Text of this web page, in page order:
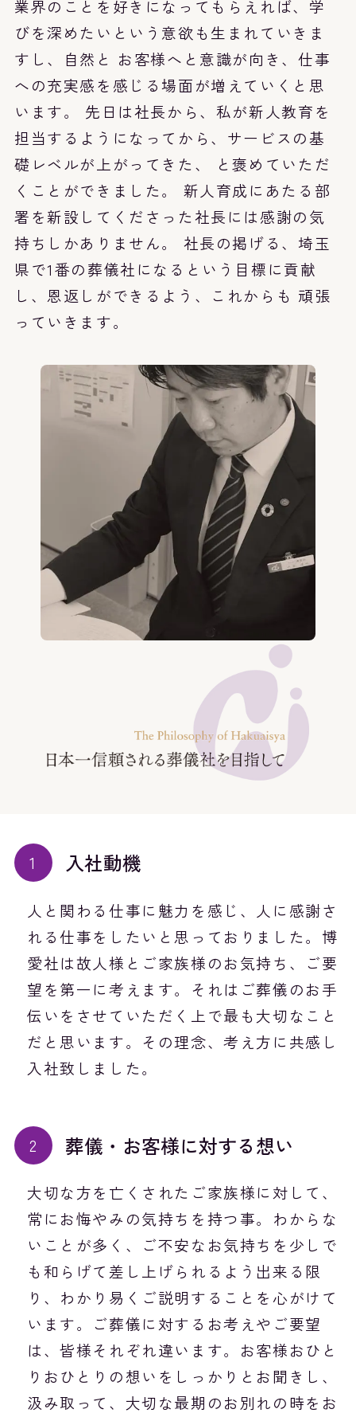
業界のことを好きになってもらえれば、学
びを深めたいという意欲も生まれていきま
すし、自然と お客様へと意識が向き、仕事
への充実感を感じる場面が増えていくと思
います。 先日は社長から、私が新人教育を
担当するようになってから、サービスの基
礎レベルが上がってきた、 と褒めていただ
くことができました。 新人育成にあたる部
署を新設してくださった社長には感謝の気
持ちしかありません。 社長の掲げる、埼玉
県で1番の葬儀社になるという目標に貢献
し、恩返しができるよう、これからも 頑張
っていきます。
入社動機
人と関わる仕事に魅力を感じ、人に感謝さ
れる仕事をしたいと思っておりました。博
愛社は故人様とご家族様のお気持ち、ご要
望を第一に考えます。それはご葬儀のお手
伝いをさせていただく上で最も大切なこと
だと思います。その理念、考え方に共感し
入社致しました。
葬儀・お客様に対する想い
大切な方を亡くされたご家族様に対して、
常にお悔やみの気持ちを持つ事。わからな
いことが多く、ご不安なお気持ちを少しで
も和らげて差し上げられるよう出来る限
り、わかり易くご説明することを心がけて
います。ご葬儀に対するお考えやご要望
は、皆様それぞれ違います。お客様おひと
りおひとりの想いをしっかりとお聞きし、
汲み取って、大切な最期のお別れの時をお